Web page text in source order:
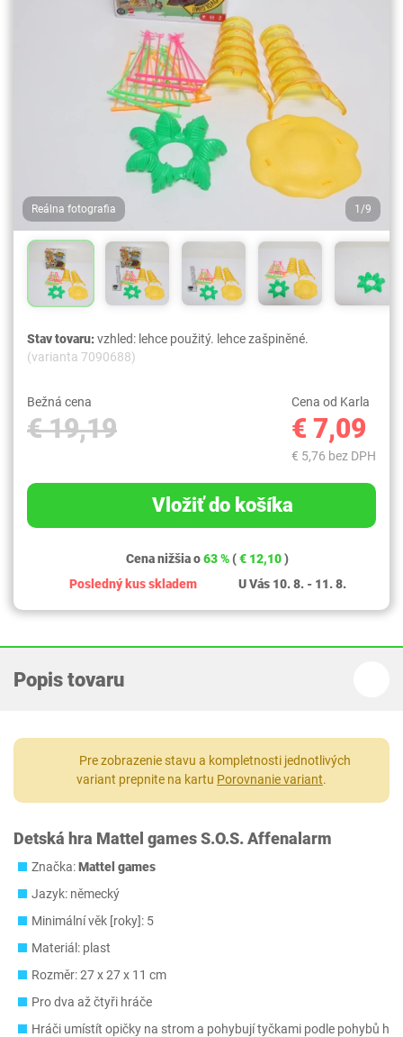
Reálna fotografia 1/9
Stav tovaru:vzhled: lehce použitý. lehce zašpiněné.
(varianta 7090688)
Bežná cena
€ 19,19
Cena od Karla
€ 7,09
€ 5,76 bez DPH
Vložiť do košíka
Cena nižšia o63 % (€ 12,10)
Posledný kus skladem
U Vás 10. 8. - 11. 8.
Popis tovaru
Pre zobrazenie stavu a kompletnosti jednotlivých
variant prepnite na kartu Porovnanie variant.
Detská hra Mattel games S.O.S. Affenalarm
Značka:Mattel games
Jazyk: německý
Minimální věk [roky]: 5
Materiál: plast
Rozměr: 27 x 27 x 11 cm
Pro dva až čtyři hráče
Hráči umístít opičky na strom a pohybují tyčkami podle pohybů h